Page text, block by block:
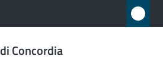
Concordia